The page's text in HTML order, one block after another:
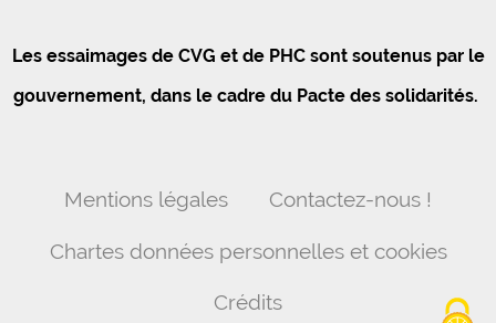
Les essaimages de CVG et de PHC sont soutenus par le
gouvernement, dans le cadre du Pacte des solidarités.
Mentions légales Contactez-nous !
Chartes données personnelles et cookies
Crédits